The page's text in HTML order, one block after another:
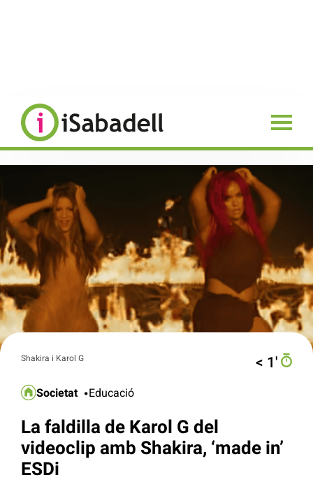
Shakira i Karol G < 1′
Societat Educació
La faldilla de Karol G del
videoclip amb Shakira, ‘made in’
ESDi